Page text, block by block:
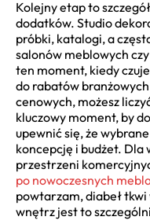
Kolejny etap to
dodatków. Studio
próbki, katalogi, a
salonów meblowych
ten moment, kiedy
do rabatów
cenowych, możesz
kluczowy moment, by
upewnić się, że
koncepcję i budżet.
przestrzeni
po nowoczesnych
powtarzam, diabeł tkwi
wnętrz jest to